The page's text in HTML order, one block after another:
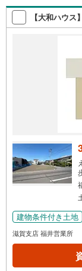
建物条件付き土地
滋賀支店 福井営業所